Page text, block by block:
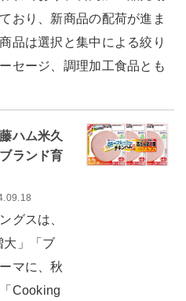
おり、新商品の配荷が進ま
品は選択と集中による絞り
セージ、調理加工食品とも
ハム米久
ランド育
グスは、
大」「ブ
マに、秋
Cooking